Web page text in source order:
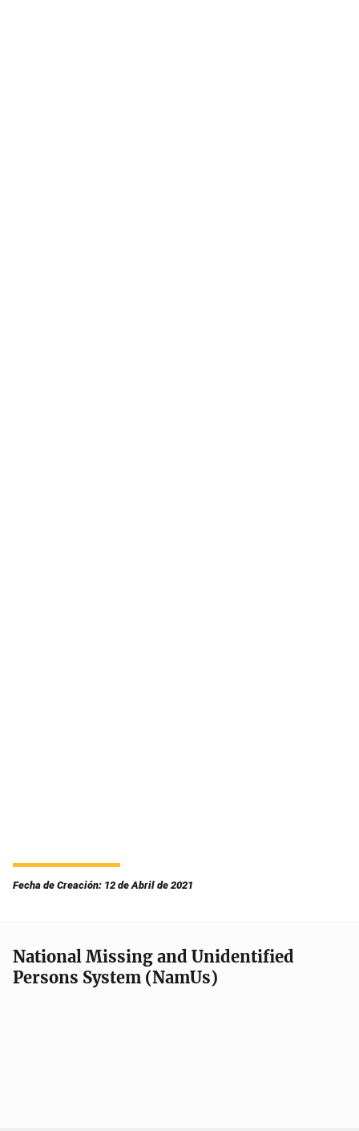
Fecha de Creación: 12 de Abril de 2021
National Missing and Unidentified
Persons System (NamUs)